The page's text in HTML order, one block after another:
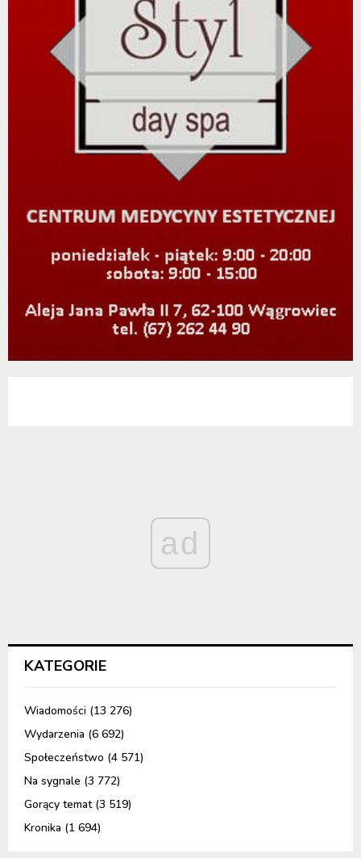
ad
KATEGORIE
Wiadomości (13 276)
Wydarzenia (6 692)
Społeczeństwo (4 571)
Na sygnale (3 772)
Gorący temat(3 519)
Kronika (1 694)